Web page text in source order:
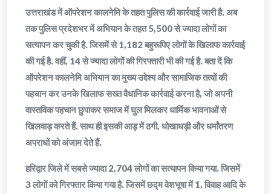
उत्तराखंड में ऑपरेशन कालनेमि के तहत पुलिस की कार्रवाई जारी है. अब
तक पुलिस प्रदेशभर में अभियान के तहत 5,500 से ज्यादा लोगों का
सत्यापन कर चुकी है. जिसमें से 1,182 बहुरूपिए लोगों के खिलाफ कार्रवाई
की गई है. वहीं, 14 से ज्यादा लोगों की गिरफ्तारी भी की गई है. बता दें कि
ऑपरेशन कालनेमि अभियान का मुख्य उद्देश्य और सामाजिक तत्वों की
पहचान कर उनके खिलाफ सख्त वैधानिक कार्रवाई करना है, जो अपनी
वास्तविक पहचान छुपाकर समाज में घुल मिलकर धार्मिक भावनाओं से
खिलवाड़ करते हैं. साथ ही इसकी आड़ में ठगी, धोखाधड़ी और धर्मांतरण
अपराधों को अंजाम देते हैं.
हरिद्वार जिले में सबसे ज्यादा 2,704 लोगों का सत्यापन किया गया. जिसमें
3 लोगों को गिरफ्तार किया गया है. जिसमें छद्म वेशभूषा में 1, विवाह आदि के